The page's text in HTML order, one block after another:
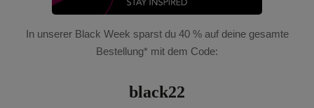
In unserer Black Week sparst du 40 % auf deine gesamte
Bestellung* mit dem Code:
black22